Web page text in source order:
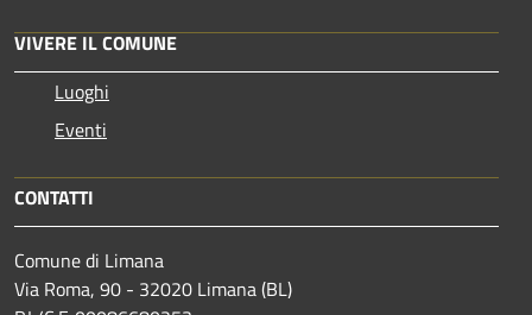
VIVERE IL COMUNE
Luoghi
Eventi
CONTATTI
Comune di Limana
Via Roma, 90 - 32020 Limana (BL)